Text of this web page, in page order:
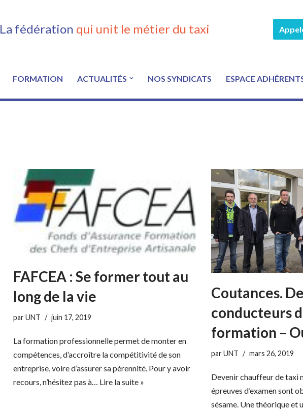
La fédération qui unit le métier du taxi
FORMATION ACTUALITÉS NOS SYNDICATS ESPACE
FAFCEA : Se former tout au
long de la vie
parUNT juin 17, 2019
La formation professionnelle permet de monter en
compétences, d’accroître la compétitivité de son
entreprise, voire d’assurer sa pérennité. Pour y avoir
recours, n’hésitez pas à… Lire la suite »
Coutances.
conducteurs
formation –
parUNT mars 26, 2019
Devenir chauffeur de taxi
épreuves d’examen sont
sésame. Une théorique et